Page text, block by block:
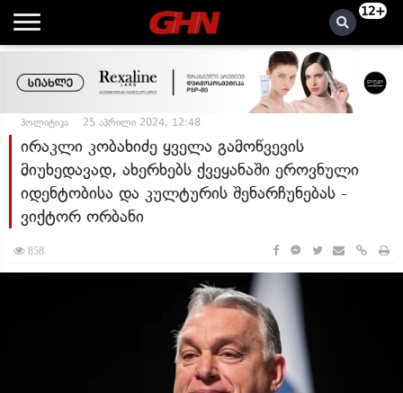
12+
პოლიტიკა 25 აპრილი 2024, 12:48
ირაკლი კობახიძე ყველა გამოწვევის
მიუხედავად, ახერხებს ქვეყანაში ეროვნული
იდენტობისა და კულტურის შენარჩუნებას -
ვიქტორ ორბანი
858